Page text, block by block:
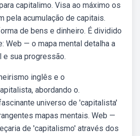
capitalimo. Visa ao máximo os
pela acumulação de capitais.
de bens e dinheiro. É dividido
Web — o mapa mental detalha a
e sua progressão.
inglês e o
abordando o.
universo de 'capitalista'
mapas mentais. Web —
de 'capitalismo' através dos